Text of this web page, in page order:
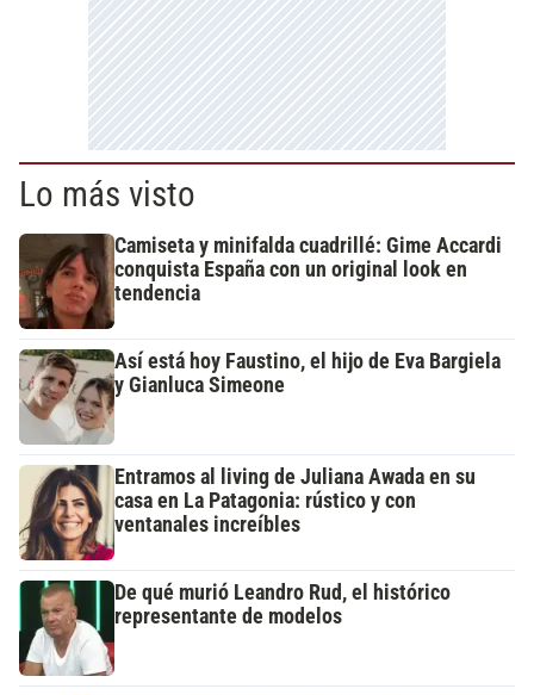
Lo más visto
Camiseta y minifalda cuadrillé: Gime Accardi
conquista España con un original look en
tendencia
Así está hoy Faustino, el hijo de Eva Bargiela
y Gianluca Simeone
Entramos al living de Juliana Awada en su
casa en La Patagonia: rústico y con
ventanales increíbles
De qué murió Leandro Rud, el histórico
representante de modelos